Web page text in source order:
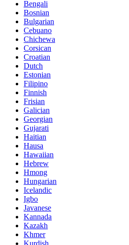
Bengali
Bosnian
Bulgarian
Cebuano
Chichewa
Corsican
Croatian
Dutch
Estonian
Filipino
Finnish
Frisian
Galician
Georgian
Gujarati
Haitian
Hausa
Hawaiian
Hebrew
Hmong
Hungarian
Icelandic
Igbo
Javanese
Kannada
Kazakh
Khmer
Kurdish